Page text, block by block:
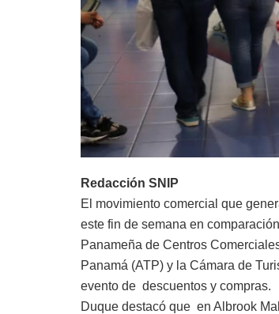
Redacción SNIP
El movimiento comercial que
este fin de semana en
Panameña de Centros
Panamá (ATP) y la Cámara de
evento de descuentos y compras.
Duque destacó que en Albrook